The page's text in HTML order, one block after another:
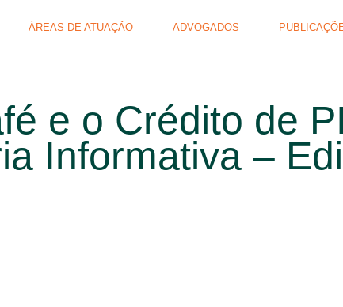
ÁREAS DE ATUAÇÃO ADVOGADOS
e o Crédito de
Informativa –